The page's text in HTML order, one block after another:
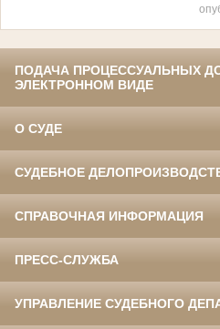
ПОДАЧА ПРОЦЕССУАЛЬНЫХ
ЭЛЕКТРОННОМ ВИДЕ
О СУДЕ
СУДЕБНОЕ
СПРАВОЧНАЯ ИНФОРМАЦИЯ
ПРЕСС-СЛУЖБА
УПРАВЛЕНИЕ СУДЕБНОГО